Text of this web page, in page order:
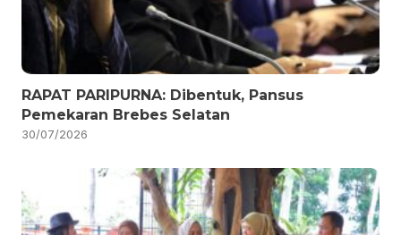
RAPAT PARIPURNA: Dibentuk, Pansus
Pemekaran Brebes Selatan
30/07/2026